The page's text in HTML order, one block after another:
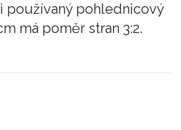
používaný pohlednicový
má poměr stran 3:2.